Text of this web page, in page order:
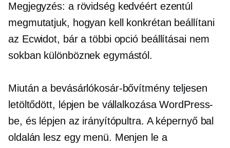
Megjegyzés: a rövidség kedvéért ezentúl
megmutatjuk, hogyan kell konkrétan beállítani
az Ecwidot, bár a többi opció beállításai nem
sokban különböznek egymástól.
Miután a bevásárlókosár-bővítmény teljesen
letöltődött, lépjen be vállalkozása WordPress-
be, és lépjen az irányítópultra. A képernyő bal
oldalán lesz egy menü. Menjen le a